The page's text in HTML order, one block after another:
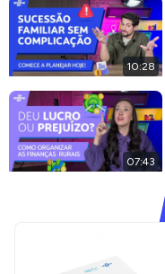
10:28
07:43